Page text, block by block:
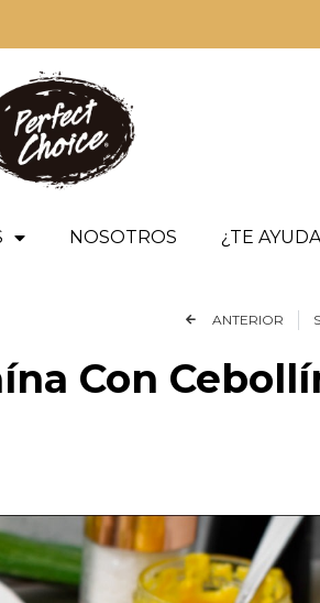
NOSOTROS ¿TE
ANTERIOR
Con